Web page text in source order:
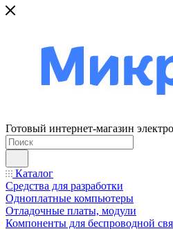
Готовый интернет-магазин
Каталог
Средства для разработки
Одноплатные компьютеры
Отладочные платы, модули
Компоненты для беспроводной